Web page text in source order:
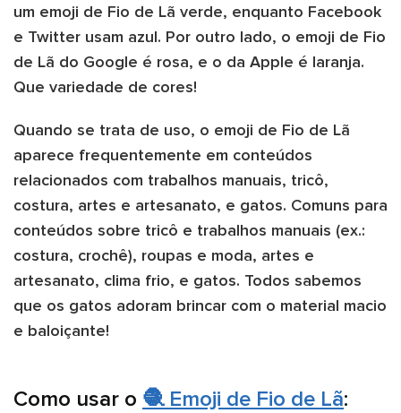
um emoji de Fio de Lã verde, enquanto Facebook
e Twitter usam azul. Por outro lado, o emoji de Fio
de Lã do Google é rosa, e o da Apple é laranja.
Que variedade de cores!
Quando se trata de uso, o emoji de Fio de Lã
aparece frequentemente em conteúdos
relacionados com trabalhos manuais, tricô,
costura, artes e artesanato, e gatos. Comuns para
conteúdos sobre tricô e trabalhos manuais (ex.:
costura, crochê), roupas e moda, artes e
artesanato, clima frio, e gatos. Todos sabemos
que os gatos adoram brincar com o material macio
e baloiçante!
Como usar o 🧶 Emoji de Fio de Lã: